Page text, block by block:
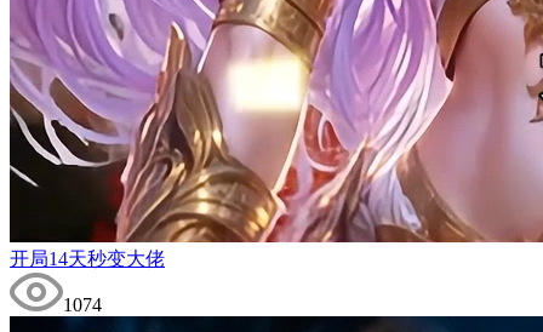
开局14天秒变大佬
1074